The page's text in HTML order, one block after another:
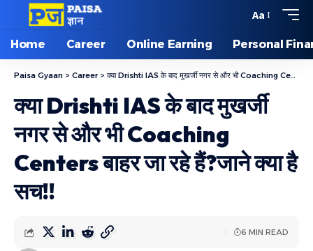
Aa
Home Career Online Earning Personal
Paisa Gyaan > Career> क्या Drishti IAS के बाद मुखर्जी नगर से और भी Coaching Centers बाहर जा रहे हैं?जाने क्या है सच!!
क्या Drishti IAS के बाद मुखर्जी
नगर से और भी Coaching
Centers बाहर जा रहे हैं?जाने क्या है
सच!!
6 MIN READ